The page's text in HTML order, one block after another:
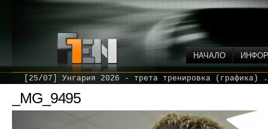
НАЧАЛО
[25/07] Унгария 2026 - трета тренировка
_MG_9495